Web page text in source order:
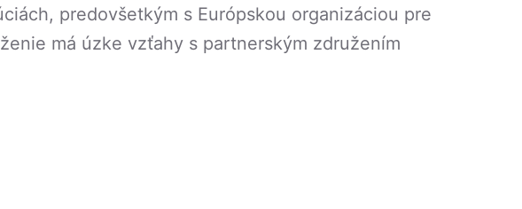
predovšetkým s Európskou organizáciou pre
má úzke vzťahy s partnerským združením